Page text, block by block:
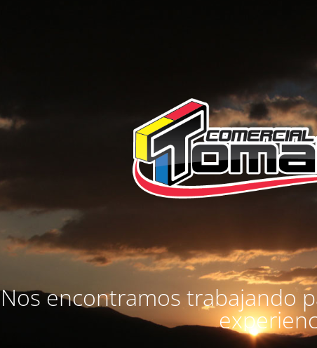
Nos encontramos trabajando